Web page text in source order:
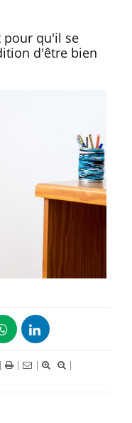
pour qu'il se
d'être bien
| | |
|